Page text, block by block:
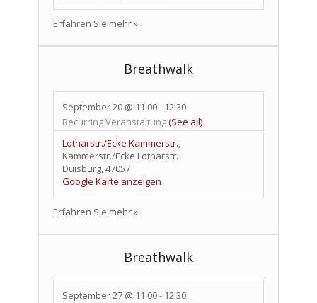
Erfahren Sie mehr »
Breathwalk
September 20 @ 11:00- 12:30
Recurring Veranstaltung(See all)
Lotharstr./Ecke Kammerstr.,
Kammerstr./Ecke Lotharstr.
Duisburg,47057
Google Karte anzeigen
Erfahren Sie mehr »
Breathwalk
September 27 @ 11:00- 12:30